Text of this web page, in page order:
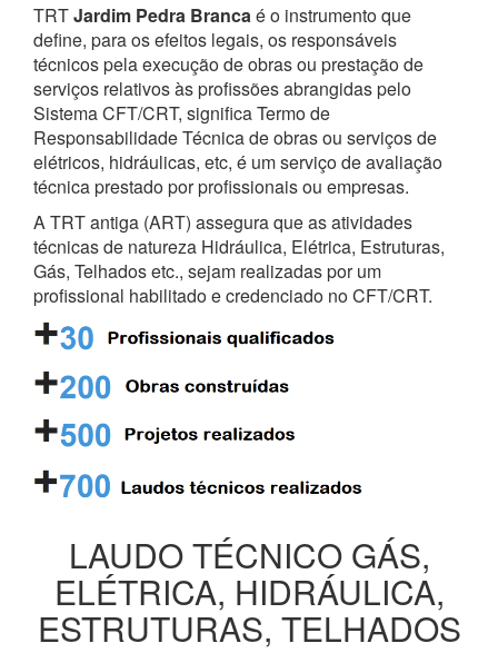
TRTJardim Pedra Brancaé o instrumento que
define, para os efeitos legais, os responsáveis
técnicos pela execução de obras ou prestação de
serviços relativos às profissões abrangidas pelo
Sistema CFT/CRT, significa Termo de
Responsabilidade Técnica de obras ou serviços de
elétricos, hidráulicas, etc, é um serviço de avaliação
técnica prestado por profissionais ou empresas.
A TRT antiga (ART) assegura que as atividades
técnicas de natureza Hidráulica, Elétrica, Estruturas,
Gás, Telhados etc., sejam realizadas por um
profissional habilitado e credenciado no CFT/CRT.
LAUDO TÉCNICO GÁS,
ELÉTRICA, HIDRÁULICA,
ESTRUTURAS, TELHADOS